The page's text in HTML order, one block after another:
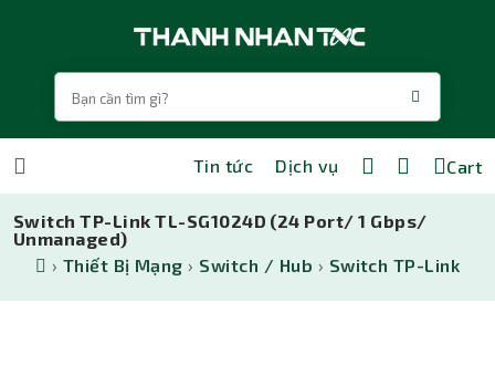
Tin tức Dịch vụ Cart
Switch TP-Link TL-SG1024D (24 Port/ 1 Gbps/
Unmanaged)
› Thiết Bị Mạng › Switch / Hub › Switch TP-Link